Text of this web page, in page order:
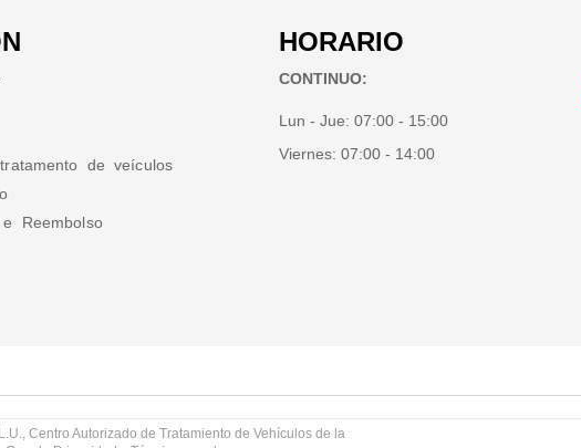
de veículos
Reembolso
HORARIO
CONTINUO:
Lun - Jue:07:00 - 15:00
Viernes:07:00 - 14:00
Centro Autorizado de Tratamiento de Vehículos de la